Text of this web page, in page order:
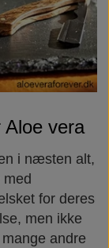
Aloe vera
i næsten alt,
for deres
men ikke
andre